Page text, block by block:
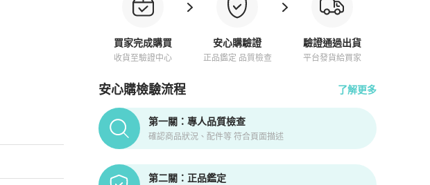
買家完成購買
收貨至驗證中心
安心購驗證
正品鑑定 品質檢查
驗證通過出貨
平台發貨給買家
安心購檢驗流程 了解更多
PopChill拍拍圈正品驗證、安心購檢驗流程介紹
第一關：專人品質檢查
確認商品狀況、配件等 符合頁面描述
第二關：正品鑑定